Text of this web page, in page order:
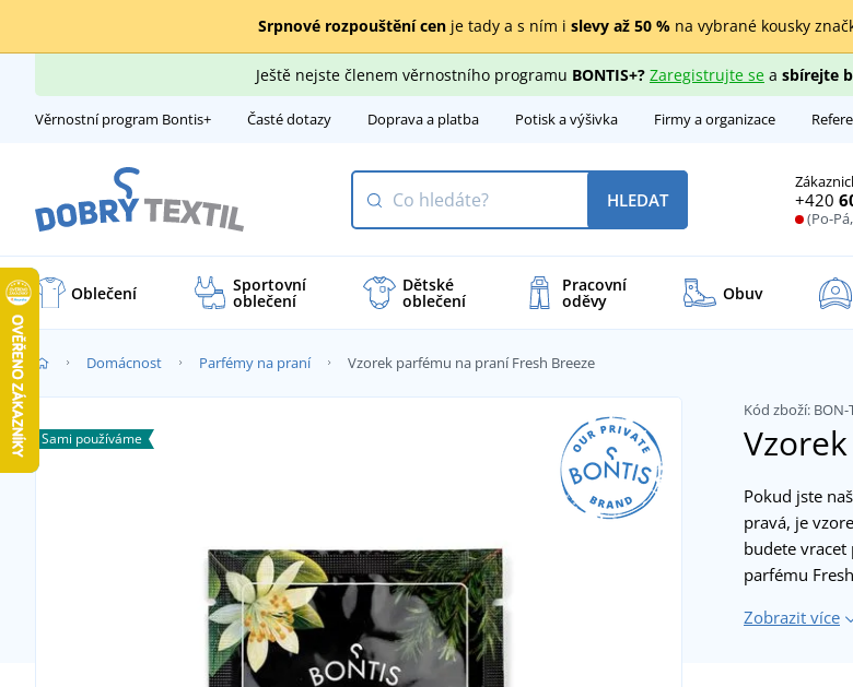
Srpnové rozpouštění cenje tady a s ním i slevy až 50 %na vybrané kousky
Ještě nejste členem věrnostního programu BONTIS+? Zaregistrujte sea sbírejte
Věrnostní program Bontis+ Časté dotazy Doprava a platba Potisk a výšivka Firmy a organizace
+420
(Po-
HLEDAT
Oblečení Sportovní
oblečení
Dětské
oblečení
Pracovní
oděvy Obuv
Domácnost Parfémy na praní Vzorek parfému na praní Fresh Breeze
Kód zboží: BON-
Sami používáme
Pokud jste
pravá, je
budete
parfému
Zobrazit více